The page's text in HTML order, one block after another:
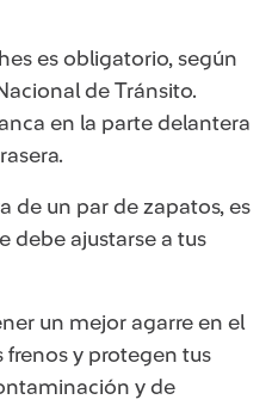
es obligatorio, según
de Tránsito.
en la parte delantera
de un par de zapatos, es
debe ajustarse a tus
un mejor agarre en el
y protegen tus
y de